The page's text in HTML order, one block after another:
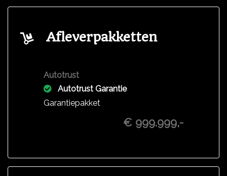
Afleverpakketten
Autotrust
Autotrust Garantie
Garantiepakket
€ 999.999,-